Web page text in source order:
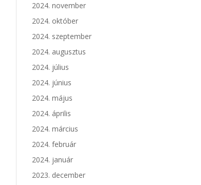
2024. november
2024. október
2024. szeptember
2024. augusztus
2024. július
2024. június
2024. május
2024. április
2024. március
2024. február
2024. január
2023. december